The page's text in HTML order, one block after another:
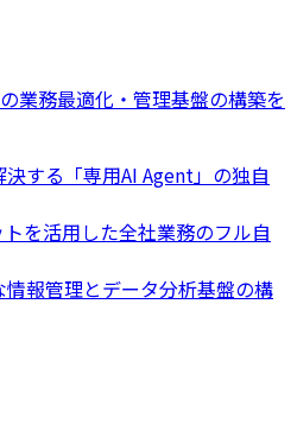
業務最適化・管理基盤の構築を
する「専用AI Agent」の独自
を活用した全社業務のフル自
報管理とデータ分析基盤の構